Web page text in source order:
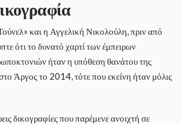
και η Αγγελική Νικολούλη, πριν από
ότι το δυνατό χαρτί των έμπειρων
ήταν η υπόθεση θανάτου της
Άργος το 2014, τότε που εκείνη ήταν μόλις
δικογραφίες που παρέμενε ανοιχτή σε